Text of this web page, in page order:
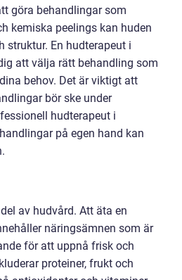
göra behandlingar som
kemiska peelings kan huden
struktur. En hudterapeut i
att välja rätt behandling som
behov. Det är viktigt att
bör ske under
hudterapeut i
på egen hand kan
av hudvård. Att äta en
näringsämnen som är
för att uppnå frisk och
proteiner, frukt och